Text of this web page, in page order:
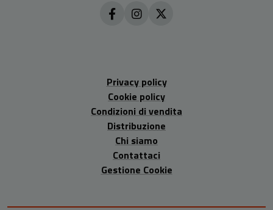
Privacy policy
Cookie policy
Condizioni di vendita
Distribuzione
Chi siamo
Contattaci
Gestione Cookie